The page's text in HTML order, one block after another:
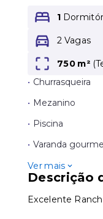
1
2 Vagas
750 m² (
• Churrasqueira
• Mezanino
• Piscina
• Varanda
Ver mais
Descrição
Excelente